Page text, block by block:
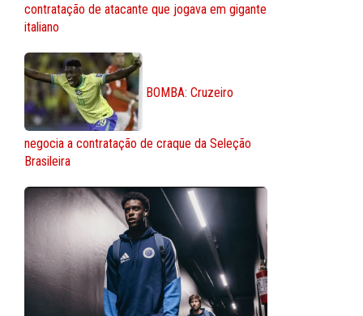
contratação de atacante que jogava em gigante
italiano
BOMBA: Cruzeiro
negocia a contratação de craque da Seleção
Brasileira